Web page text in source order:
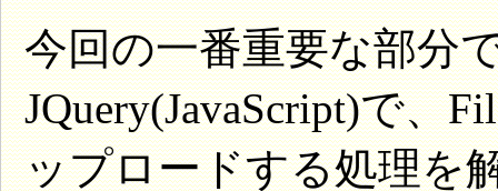
今回の一番重要な部分
JQuery(JavaScript)で、
ップロードする処理を